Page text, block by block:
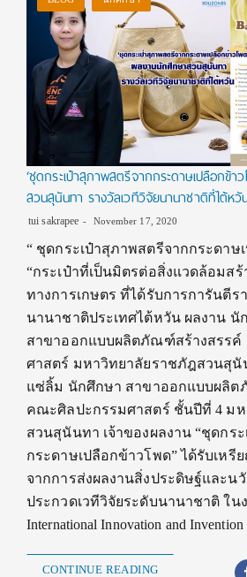
‘ชุดกระเป๋าสุภาพสตรีจากกระดาษเปลือกข้า
สวนสุนันทา รางวัลเวทีวิจัยนานาชาติที่ไต้หวั
tui sakrapee November 17, 2020
“ ชุดกระเป๋าสุภาพสตรีจากกระดาษ
“กระเป๋าที่เป็นมิตรต่อสิ่งแวดล้อมสร้
ทางการเกษตร ที่ได้รับการการันตีร
นานาชาติประเทศไต้หวัน ผลงาน
สาขาออกแบบผลิตภัณฑ์สร้างสรรค์
ศาสตร์ มหาวิทยาลัยราชภัฎสวนสุนั
แซ่ลิ้ม นักศึกษา สาขาออกแบบผลิต
คณะศิลปะกรรมศาสตร์ ชั้นปีที่ 4 ม
สวนสุนันทา เจ้าของผลงาน “ชุดกร
กระดาษเปลือกข้าวโพด” ได้รับเหรีย
จากการส่งผลงานสิ่งประดิษฐ์และน
ประกวดเวทีวิจัยระดับนานาชาติ ใน
International Innovation and
CONTINUE READING